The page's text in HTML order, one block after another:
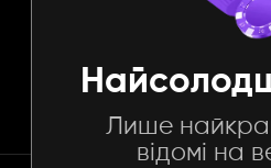
Лише
відомі на